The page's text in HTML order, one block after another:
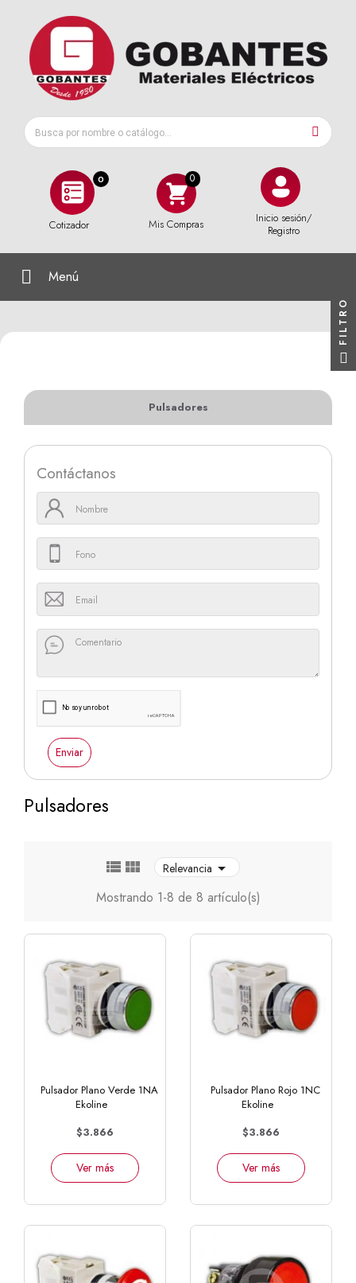
0
Cotizador Mis Compras
Inicio sesión/
Registro
Menú
Pulsadores
Contáctanos
Enviar
Pulsadores
  Relevancia 
Mostrando 1-8 de 8 artículo(s)
Pulsador Plano Verde 1NA
Ekoline
$3.866
Ver más
Pulsador Plano Rojo 1NC
Ekoline
$3.866
Ver más
FILTRO